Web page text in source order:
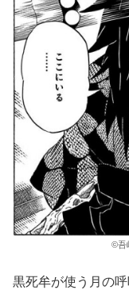
©吾
黒死牟が使う月の